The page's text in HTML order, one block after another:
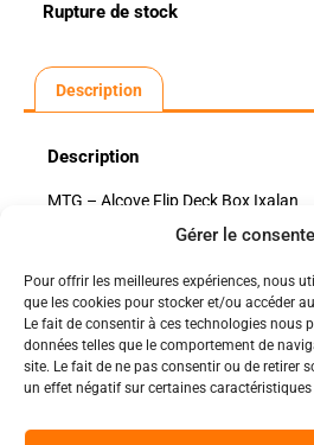
Gérer le
Pour offrir les meilleures expériences, nous
que les cookies pour stocker et/ou accéder
Le fait de consentir à ces technologies nous
données telles que le comportement de
site. Le fait de ne pas consentir ou de retirer
un effet négatif sur certaines
Rupture de stock
Description
Description
MTG – Alcove Flip Deck Box Ixalan
Nos pages
Nos évènements
Nous contacter
Politique
Nos
Code de